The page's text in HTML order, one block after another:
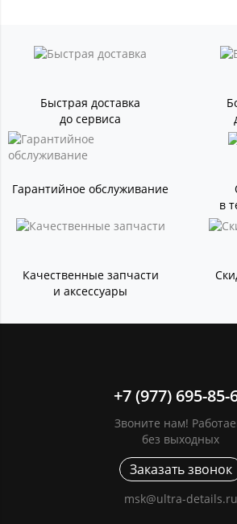
Быстрая доставка
до сервиса
Гарантийное обслуживание
в
Качественные запчасти
и аксессуары
+7 (977) 695-85-
Звоните нам!
без выходных
Заказать звонок
msk@ultra-details.ru